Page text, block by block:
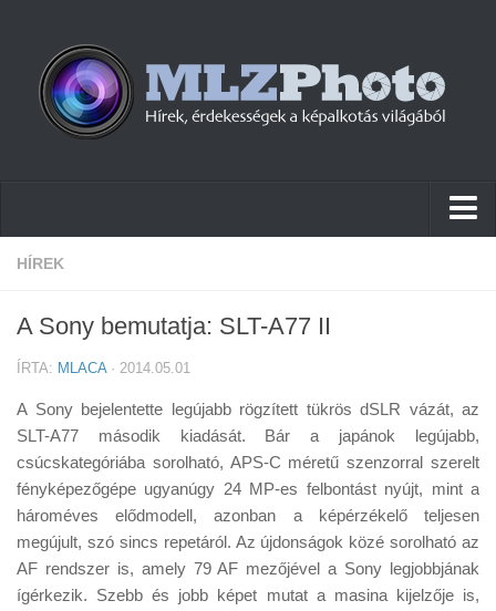
Hírek
Cikkek
Firmware
Tudástár
Tanácsok
Érdekességek
Helyszíni Riport
HÍREK
A Sony bemutatja: SLT-A77 II
ÍRTA: MLACA· 2014.05.01
A Sony bejelentette legújabb rögzített tükrös dSLR vázát, az
SLT-A77 második kiadását. Bár a japánok legújabb,
csúcskategóriába sorolható, APS-C méretű szenzorral szerelt
fényképezőgépe ugyanúgy 24 MP-es felbontást nyújt, mint a
hároméves elődmodell, azonban a képérzékelő teljesen
megújult, szó sincs repetáról. Az újdonságok közé sorolható az
AF rendszer is, amely 79 AF mezőjével a Sony legjobbjának
ígérkezik. Szebb és jobb képet mutat a masina kijelzője is,